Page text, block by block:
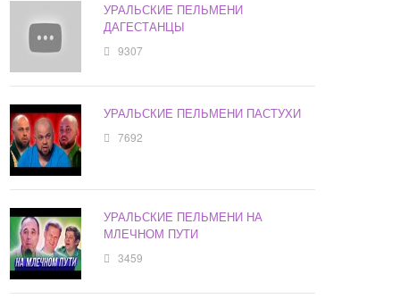
УРАЛЬСКИЕ ПЕЛЬМЕНИ
ДАГЕСТАНЦЫ
9307
УРАЛЬСКИЕ ПЕЛЬМЕНИ ПАСТУХИ
7692
УРАЛЬСКИЕ ПЕЛЬМЕНИ НА
МЛЕЧНОМ ПУТИ
3459